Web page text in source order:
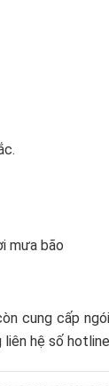
mưa bão
cung cấp
hệ số